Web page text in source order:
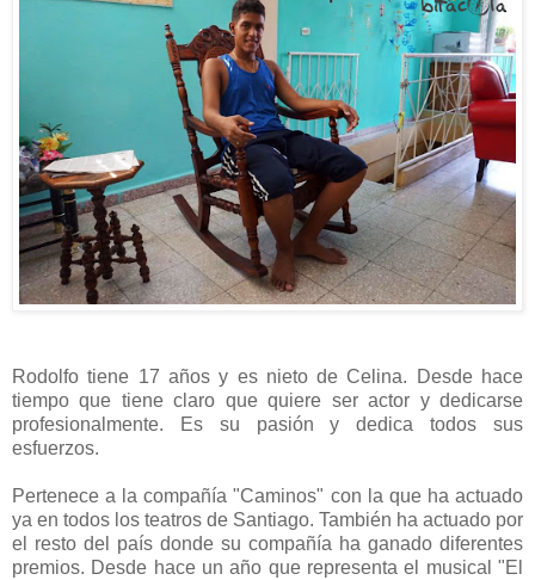
Rodolfo tiene 17 años y es nieto de Celina. Desde hace
tiempo que tiene claro que quiere ser actor y dedicarse
profesionalmente. Es su pasión y dedica todos sus
esfuerzos.
Pertenece a la compañía "Caminos" con la que ha actuado
ya en todos los teatros de Santiago. También ha actuado por
el resto del país donde su compañía ha ganado diferentes
premios. Desde hace un año que representa el musical "El